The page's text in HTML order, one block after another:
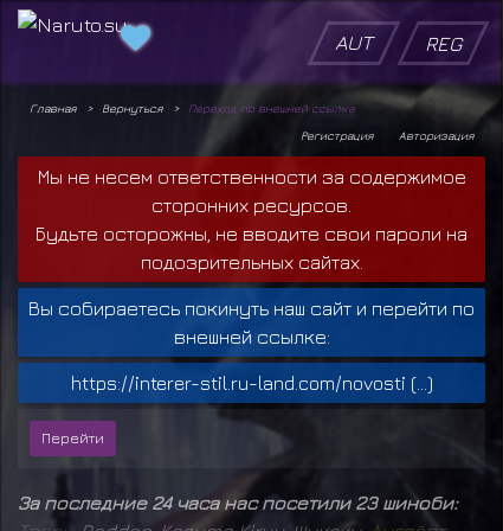
AUT REG
Главная Вернуться
Переход по внешней ссылке
Авторизация
Регистрация
Мы не несем ответственности за содержимое
сторонних ресурсов.
Будьте осторожны, не вводите свои пароли на
подозрительных сайтах.
Вы собираетесь покинуть наш сайт и перейти по
внешней ссылке:
https://interer-stil.ru-land.com/novosti (...)
За последние 24 часа нас посетили 23 шиноби: